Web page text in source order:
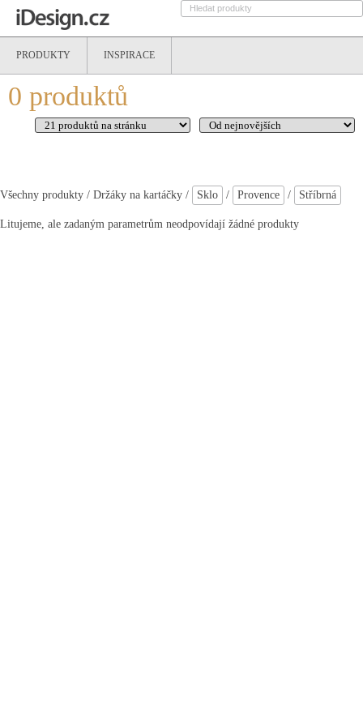
PRODUKTY INSPIRACE
0 produktů
Všechny produkty / Držáky na kartáčky / Sklo / Provence / Stříbrná
Litujeme, ale zadaným parametrům neodpovídají žádné produkty